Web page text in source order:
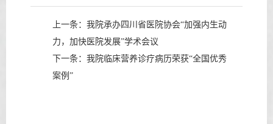
上一条： 我院承办四川省医院协会“加强内生动
力，加快医院发展”学术会议
下一条： 我院临床营养诊疗病历荣获“全国优秀
案例”